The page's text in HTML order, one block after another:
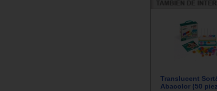
Translucent
Abacolor (50